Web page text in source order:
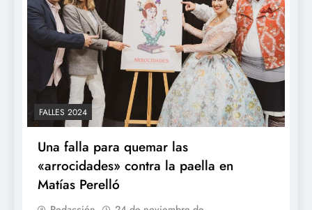
FALLES 2024
Una falla para quemar las
«arrocidades» contra la paella en
Matías Perelló